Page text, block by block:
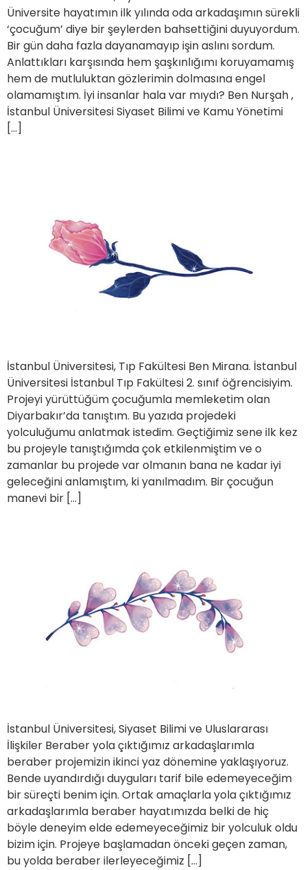
Üniversite hayatımın ilk yılında oda arkadaşımın sürekli
‘çocuğum’ diye bir şeylerden bahsettiğini duyuyordum.
Bir gün daha fazla dayanamayıp işin aslını sordum.
Anlattıkları karşısında hem şaşkınlığımı koruyamamış
hem de mutluluktan gözlerimin dolmasına engel
olamamıştım. İyi insanlar hala var mıydı? Ben Nurşah ,
İstanbul Üniversitesi Siyaset Bilimi ve Kamu Yönetimi
[…]
İstanbul Üniversitesi, Tıp Fakültesi Ben Mirana. İstanbul
Üniversitesi İstanbul Tıp Fakültesi 2. sınıf öğrencisiyim.
Projeyi yürüttüğüm çocuğumla memleketim olan
Diyarbakır’da tanıştım. Bu yazıda projedeki
yolculuğumu anlatmak istedim. Geçtiğimiz sene ilk kez
bu projeyle tanıştığımda çok etkilenmiştim ve o
zamanlar bu projede var olmanın bana ne kadar iyi
geleceğini anlamıştım, ki yanılmadım. Bir çocuğun
manevi bir […]
İstanbul Üniversitesi, Siyaset Bilimi ve Uluslararası
İlişkiler Beraber yola çıktığımız arkadaşlarımla
beraber projemizin ikinci yaz dönemine yaklaşıyoruz.
Bende uyandırdığı duyguları tarif bile edemeyeceğim
bir süreçti benim için. Ortak amaçlarla yola çıktığımız
arkadaşlarımla beraber hayatımızda belki de hiç
böyle deneyim elde edemeyeceğimiz bir yolculuk oldu
bizim için. Projeye başlamadan önceki geçen zaman,
bu yolda beraber ilerleyeceğimiz […]